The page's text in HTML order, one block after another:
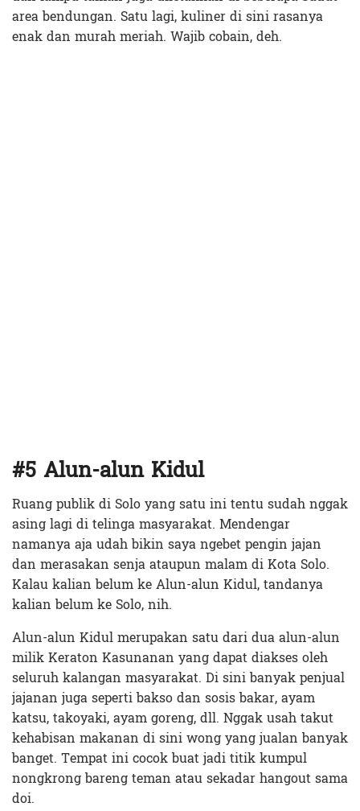
area bendungan. Satu lagi, kuliner di sini rasanya
enak dan murah meriah. Wajib cobain, deh.
#5 Alun-alun Kidul
Ruang publik di Solo yang satu ini tentu sudah nggak
asing lagi di telinga masyarakat. Mendengar
namanya aja udah bikin saya ngebet pengin jajan
dan merasakan senja ataupun malam di Kota Solo.
Kalau kalian belum ke Alun-alun Kidul, tandanya
kalian belum ke Solo, nih.
Alun-alun Kidul merupakan satu dari dua alun-alun
milik Keraton Kasunanan yang dapat diakses oleh
seluruh kalangan masyarakat. Di sini banyak penjual
jajanan juga seperti bakso dan sosis bakar, ayam
katsu, takoyaki, ayam goreng, dll. Nggak usah takut
kehabisan makanan di sini wong yang jualan banyak
banget. Tempat ini cocok buat jadi titik kumpul
nongkrong bareng teman atau sekadar hangout sama
doi.